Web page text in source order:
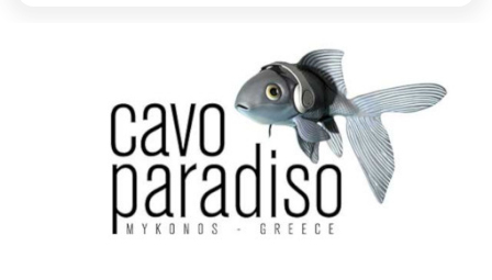
Elections 2023